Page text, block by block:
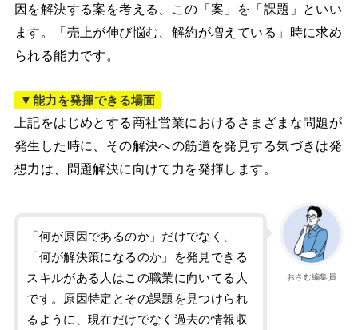
因を解決する案を考える、この「案」を「課題」といい
ます。「売上が伸び悩む、解約が増えている」時に求め
られる能力です。
▼能力を発揮できる場面
上記をはじめとする商社営業におけるさまざまな問題が
発生した時に、その解決への筋道を発見する気づきは発
想力は、問題解決に向けて力を発揮します。
おさむ編集員
「何が原因であるのか」だけでなく、
「何が解決策になるのか」を発見できる
スキルがある人はこの職業に向いてる人
です。原因特定とその課題を見つけられ
るように、現在だけでなく過去の情報収